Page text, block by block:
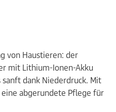
von Haustieren: der
mit Lithium-Ionen-Akku
dank Niederdruck. Mit
abgerundete Pflege für